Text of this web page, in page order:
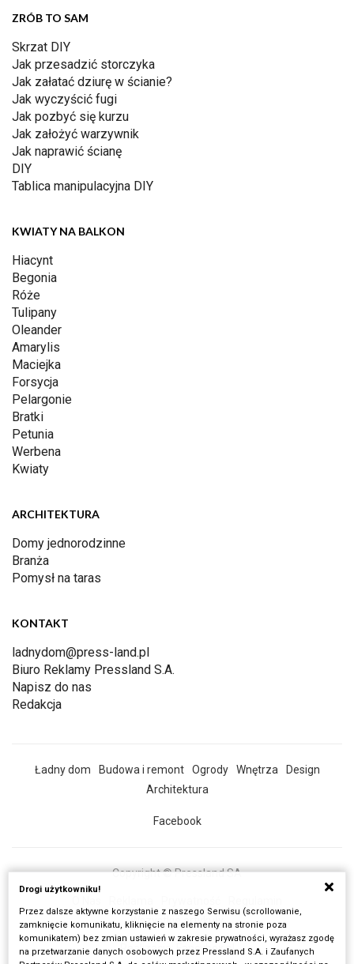
ZRÓB TO SAM
Skrzat DIY
Jak przesadzić storczyka
Jak załatać dziurę w ścianie?
Jak wyczyścić fugi
Jak pozbyć się kurzu
Jak założyć warzywnik
Jak naprawić ścianę
DIY
Tablica manipulacyjna DIY
KWIATY NA BALKON
Hiacynt
Begonia
Róże
Tulipany
Oleander
Amarylis
Maciejka
Forsycja
Pelargonie
Bratki
Petunia
Werbena
Kwiaty
ARCHITEKTURA
Domy jednorodzinne
Branża
Pomysł na taras
KONTAKT
ladnydom@press-land.pl
Biuro Reklamy Pressland S.A.
Napisz do nas
Redakcja
Ładny dom Budowa i remont Ogrody Wnętrza
Design
Architektura
Facebook
Copyright © Pressland SA
Wszystkie artykuły
Realizacja: Fancybox.pl
Drogi użytkowniku!
Przez dalsze aktywne korzystanie z naszego Serwisu (scrollowanie,
zamknięcie komunikatu, kliknięcie na elementy na stronie poza
komunikatem) bez zmian ustawień w zakresie prywatności, wyrażasz zgodę
na przetwarzanie danych osobowych przez Pressland S.A. i Zaufanych